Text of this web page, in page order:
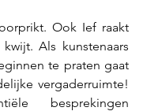
Ook Ief raakt
Als kunstenaars
te praten gaat
vergaderruimte!
besprekingen